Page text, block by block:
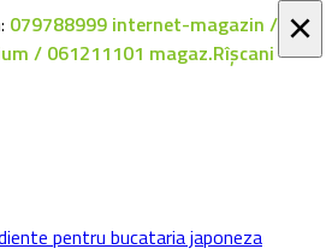
079788999 internet-magazin /
/ 061211101 magaz.Rîșcani ×